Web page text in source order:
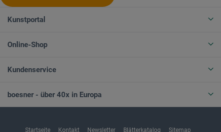
Kunstportal
Online-Shop
Kundenservice
boesner - über 40x in Europa
Startseite Kontakt Newsletter Blätterkatalog Sitemap